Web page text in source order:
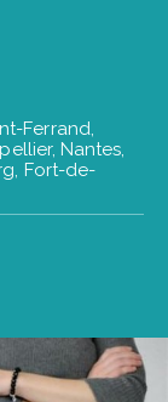
Ferrand,
Nantes,
Fort-de-